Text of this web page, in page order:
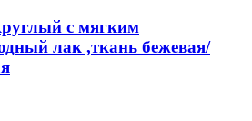
с мягким
лак ,ткань бежевая/